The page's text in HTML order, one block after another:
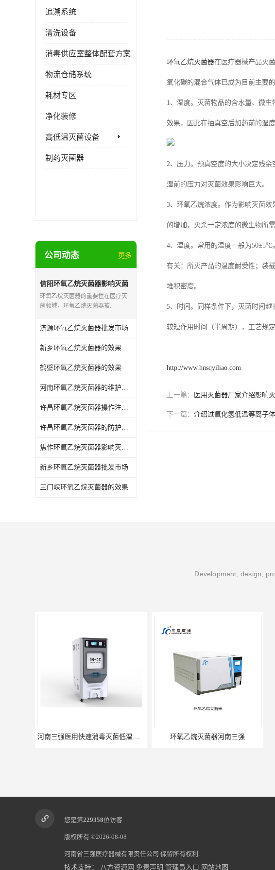
追溯系统
清洗设备
消毒供应室整体配套方案
物流仓储系统
耗材专区
净化装修
高低温灭菌设备
制药灭菌器
公司动态 更多
信阳环氧乙烷灭菌器影响灭菌
的效果因素
环氧乙烷灭菌器的重要性在医疗灭
菌领域，环氧乙烷灭菌器被..
济源环氧乙烷灭菌器批发市场
新乡环氧乙烷灭菌器的效果
鹤壁环氧乙烷灭菌器的效果
河南环氧乙烷灭菌器的维护和保养
许昌环氧乙烷灭菌器操作注意事项
许昌环氧乙烷灭菌器的防护作用
焦作环氧乙烷灭菌器影响灭菌的效果因素
新乡环氧乙烷灭菌器批发市场
三门峡环氧乙烷灭菌器的效果
环氧乙烷灭菌器在医疗器械产品灭
氧化碳的混合气体已成为目前主要
1、湿度。灭菌物品的含水量、微
效果，因此在抽真空后加药前的湿
2、压力。预真空度的大小决定残
湿前的压力对灭菌效果影响巨大。
3、环氧乙烷浓度。作为影响灭菌
的增加，灭杀一定浓度的微生物所
4、温度。常用的温度一般为50±5℃
有关：所灭产品的温度耐受性；装
堆积密度。
5、时间。同样条件下，灭菌时间
较短作用时间（半周期），工艺规
http://www.hnsqyiliao.com
上一篇： 医用灭菌器厂家介绍影响
下一篇： 介绍过氧化氢低温等离子
Development, design,
河南三强医用快速消毒灭菌低温等离子过氧化氢灭菌器 环氧乙烷灭菌器河南三强
您是第229358位访客
版权所有 ©2026-08-08
河南省三强医疗器械有限责任公司 保留所有权利.
技术支持： 八方资源网 免责声明 管理员入口 网站地图